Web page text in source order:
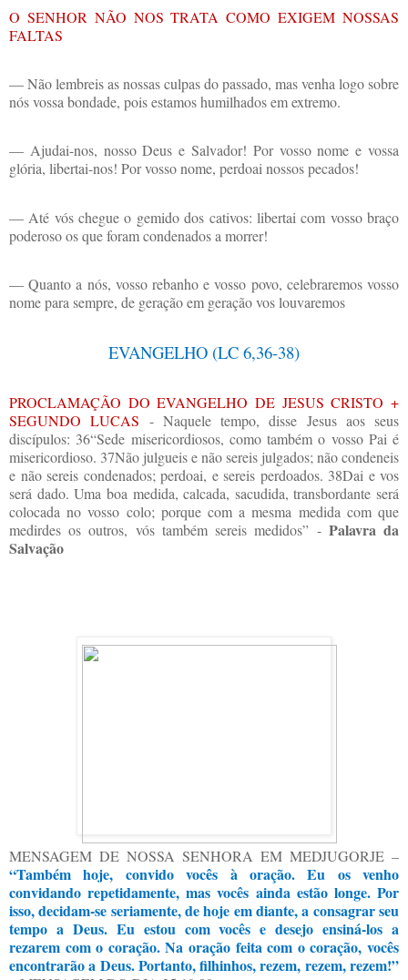
O SENHOR NÃO NOS TRATA COMO EXIGEM NOSSAS
FALTAS
— Não lembreis as nossas culpas do passado, mas venha logo sobre
nós vossa bondade, pois estamos humilhados em extremo.
— Ajudai-nos, nosso Deus e Salvador! Por vosso nome e vossa
glória, libertai-nos! Por vosso nome, perdoai nossos pecados!
— Até vós chegue o gemido dos cativos: libertai com vosso braço
poderoso os que foram condenados a morrer!
— Quanto a nós, vosso rebanho e vosso povo, celebraremos vosso
nome para sempre, de geração em geração vos louvaremos
EVANGELHO (LC 6,36-38)
PROCLAMAÇÃO DO EVANGELHO DE JESUS CRISTO +
SEGUNDO LUCAS - Naquele tempo, disse Jesus aos seus
discípulos: 36“Sede misericordiosos, como também o vosso Pai é
misericordioso. 37Não julgueis e não sereis julgados; não condeneis
e não sereis condenados; perdoai, e sereis perdoados. 38Dai e vos
será dado. Uma boa medida, calcada, sacudida, transbordante será
colocada no vosso colo; porque com a mesma medida com que
medirdes os outros, vós também sereis medidos” - Palavra da
Salvação
MENSAGEM DE NOSSA SENHORA EM MEDJUGORJE –
“Também hoje, convido vocês à oração. Eu os venho
convidando repetidamente, mas vocês ainda estão longe. Por
isso, decidam-se seriamente, de hoje em diante, a consagrar seu
tempo a Deus. Eu estou com vocês e desejo ensiná-los a
rezarem com o coração. Na oração feita com o coração, vocês
encontrarão a Deus. Portanto, filhinhos, rezem, rezem, rezem!”